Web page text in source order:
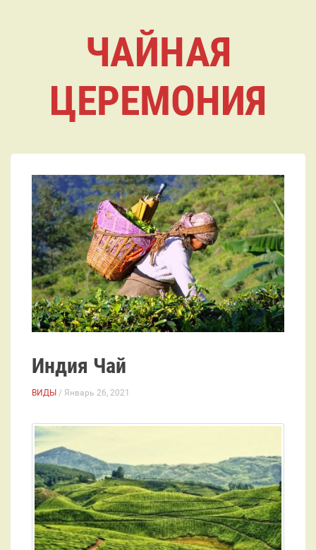
ЧАЙНАЯ
ЦЕРЕМОНИЯ
Индия Чай
ВИДЫ / Январь 26, 2021